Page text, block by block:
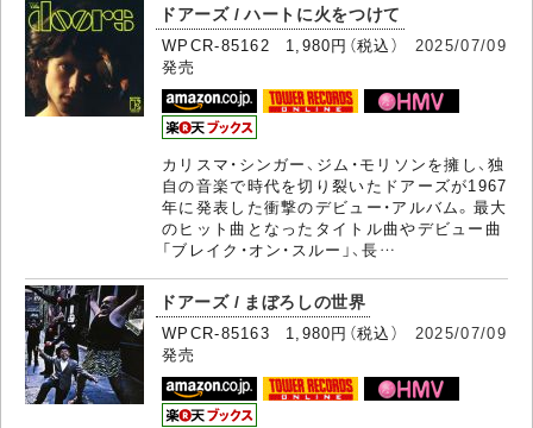
ドアーズ / ハートに火をつけて
WPCR-85162 1,980円（税込） 2025/07/09
発売
カリスマ・シンガー、ジム・モリソンを擁し、独
自の音楽で時代を切り裂いたドアーズが1967
年に発表した衝撃のデビュー・アルバム。最大
のヒット曲となったタイトル曲やデビュー曲
「ブレイク・オン・スルー」、長…
ドアーズ / まぼろしの世界
WPCR-85163 1,980円（税込） 2025/07/09
発売